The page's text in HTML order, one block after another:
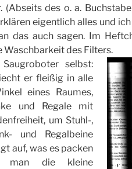
(Abseits des o. a.
eigentlich alles und
das auch sagen. Im
Waschbarkeit des Filters.
selbst:
er fleißig in alle
eines Raumes,
und Regale mit
um Stuhl-,
und Regalbeine
auf, was es packen
man die kleine